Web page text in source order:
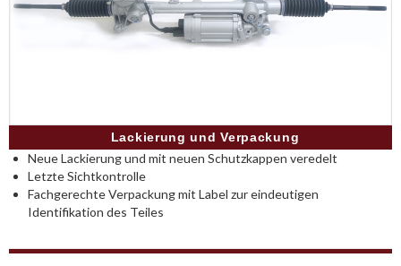
Lackierung und Verpackung
Neue Lackierung und mit neuen Schutzkappen veredelt
Letzte Sichtkontrolle
Fachgerechte Verpackung mit Label zur eindeutigen
Identifikation des Teiles